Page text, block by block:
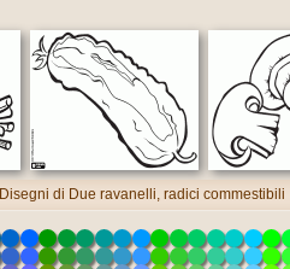
Disegni di Due ravanelli, radici commestibili